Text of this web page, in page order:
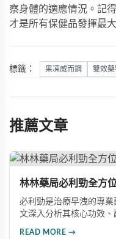
察身體的適應情況。記
才是所有保健品發揮最
標籤： 果凍威而鋼 雙效藥
推薦文章
林林藥局必利勁全方
必利勁是治療早洩的專
文深入分析其核心功效、
READ MORE →